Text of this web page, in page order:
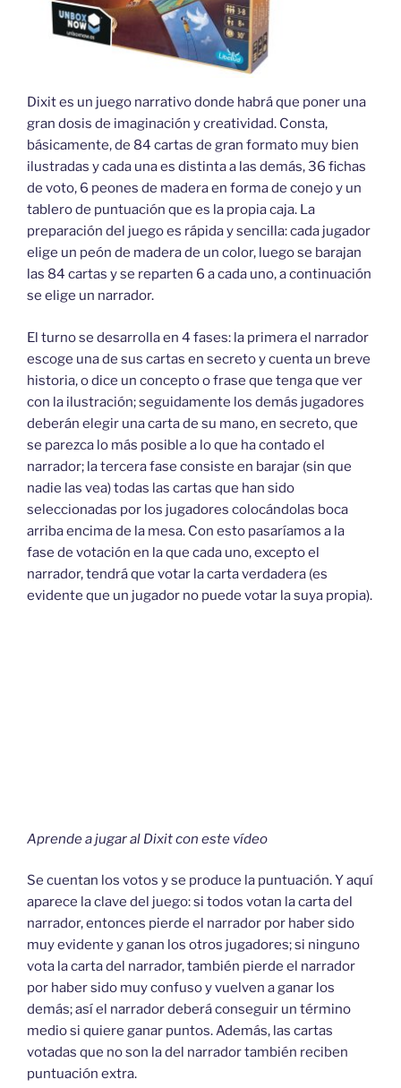
Dixit es un juego narrativo donde habrá que poner una
gran dosis de imaginación y creatividad. Consta,
básicamente, de 84 cartas de gran formato muy bien
ilustradas y cada una es distinta a las demás, 36 fichas
de voto, 6 peones de madera en forma de conejo y un
tablero de puntuación que es la propia caja. La
preparación del juego es rápida y sencilla: cada jugador
elige un peón de madera de un color, luego se barajan
las 84 cartas y se reparten 6 a cada uno, a continuación
se elige un narrador.
El turno se desarrolla en 4 fases: la primera el narrador
escoge una de sus cartas en secreto y cuenta un breve
historia, o dice un concepto o frase que tenga que ver
con la ilustración; seguidamente los demás jugadores
deberán elegir una carta de su mano, en secreto, que
se parezca lo más posible a lo que ha contado el
narrador; la tercera fase consiste en barajar (sin que
nadie las vea) todas las cartas que han sido
seleccionadas por los jugadores colocándolas boca
arriba encima de la mesa. Con esto pasaríamos a la
fase de votación en la que cada uno, excepto el
narrador, tendrá que votar la carta verdadera (es
evidente que un jugador no puede votar la suya propia).
Aprende a jugar al Dixit con este vídeo
Se cuentan los votos y se produce la puntuación. Y aquí
aparece la clave del juego: si todos votan la carta del
narrador, entonces pierde el narrador por haber sido
muy evidente y ganan los otros jugadores; si ninguno
vota la carta del narrador, también pierde el narrador
por haber sido muy confuso y vuelven a ganar los
demás; así el narrador deberá conseguir un término
medio si quiere ganar puntos. Además, las cartas
votadas que no son la del narrador también reciben
puntuación extra.